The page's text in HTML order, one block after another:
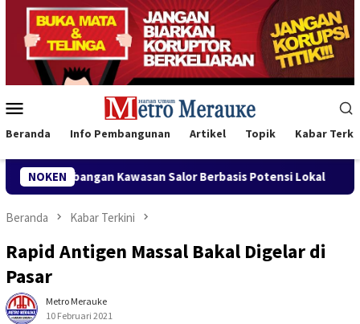
Loncat
konten
Mobile
Beranda Info Pembangunan Artikel Topik Kabar
NOKENSalor Berbasis Potensi Lokal Bank Mandiri
Beranda Kabar Terkini
Rapid Antigen Massal Bakal Digelar di
Pasar
Metro Merauke
10 Februari 2021